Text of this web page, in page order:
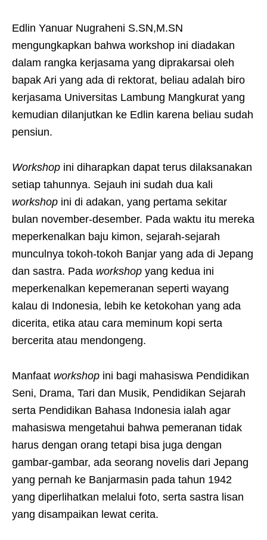
Edlin Yanuar Nugraheni S.SN,M.SN
mengungkapkan bahwa workshop ini diadakan
dalam rangka kerjasama yang diprakarsai oleh
bapak Ari yang ada di rektorat, beliau adalah biro
kerjasama Universitas Lambung Mangkurat yang
kemudian dilanjutkan ke Edlin karena beliau sudah
pensiun.
Workshop ini diharapkan dapat terus dilaksanakan
setiap tahunnya. Sejauh ini sudah dua kali
workshop ini di adakan, yang pertama sekitar
bulan november-desember. Pada waktu itu mereka
meperkenalkan baju kimon, sejarah-sejarah
munculnya tokoh-tokoh Banjar yang ada di Jepang
dan sastra. Pada workshop yang kedua ini
meperkenalkan kepemeranan seperti wayang
kalau di Indonesia, lebih ke ketokohan yang ada
dicerita, etika atau cara meminum kopi serta
bercerita atau mendongeng.
Manfaat workshop ini bagi mahasiswa Pendidikan
Seni, Drama, Tari dan Musik, Pendidikan Sejarah
serta Pendidikan Bahasa Indonesia ialah agar
mahasiswa mengetahui bahwa pemeranan tidak
harus dengan orang tetapi bisa juga dengan
gambar-gambar, ada seorang novelis dari Jepang
yang pernah ke Banjarmasin pada tahun 1942
yang diperlihatkan melalui foto, serta sastra lisan
yang disampaikan lewat cerita.